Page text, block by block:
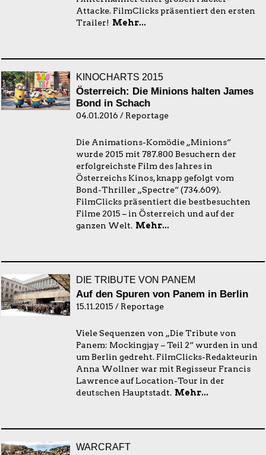
Attacke. FilmClicks präsentiert den ersten
Trailer! Mehr...
KINOCHARTS 2015
Österreich: Die Minions halten James
Bond in Schach
04.01.2016 / Reportage
Die Animations-Komödie „Minions“
wurde 2015 mit 787.800 Besuchern der
erfolgreichste Film des Jahres in
Österreichs Kinos, knapp gefolgt vom
Bond-Thriller „Spectre“ (734.609).
FilmClicks präsentiert die bestbesuchten
Filme 2015 – in Österreich und auf der
ganzen Welt. Mehr...
DIE TRIBUTE VON PANEM
Auf den Spuren von Panem in Berlin
15.11.2015 / Reportage
Viele Sequenzen von „Die Tribute von
Panem: Mockingjay – Teil 2“ wurden in und
um Berlin gedreht. FilmClicks-Redakteurin
Anna Wollner war mit Regisseur Francis
Lawrence auf Location-Tour in der
deutschen Hauptstadt. Mehr...
WARCRAFT